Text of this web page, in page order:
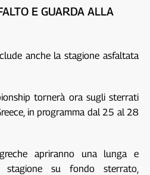
E GUARDA ALLA
anche la stagione asfaltata
tornerà ora sugli sterrati
in programma dal 25 al 28
apriranno una lunga e
stagione su fondo sterrato,